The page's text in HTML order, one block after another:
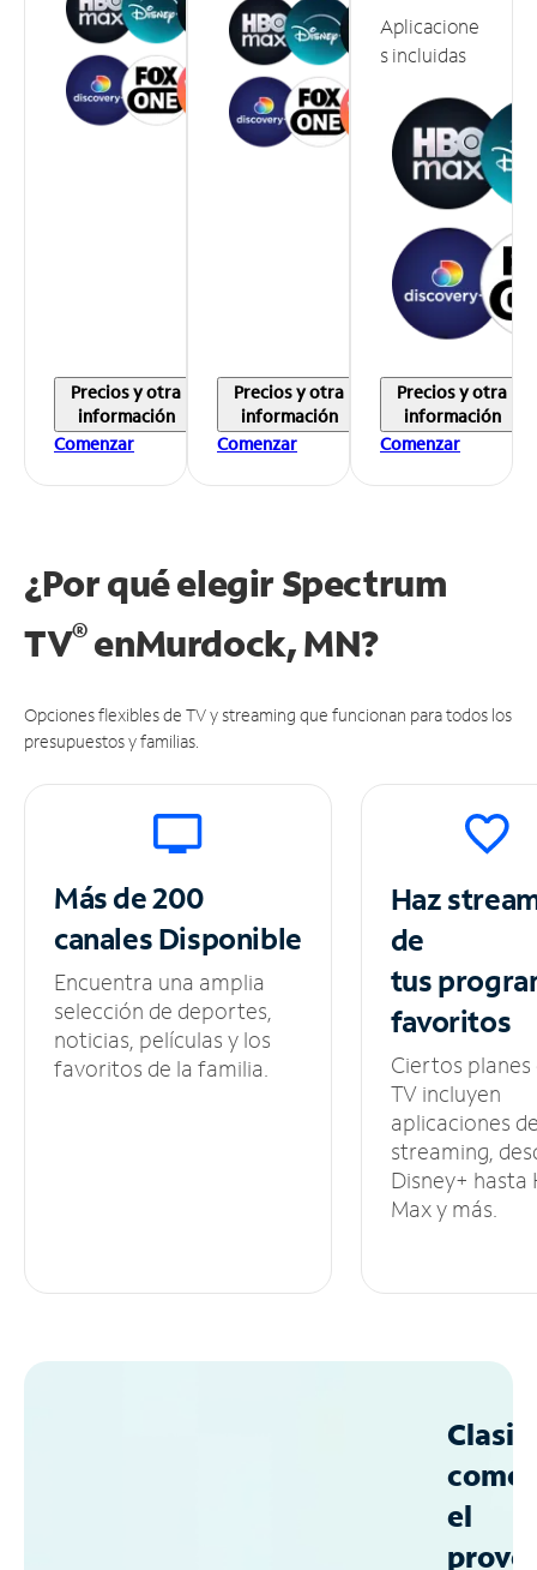
Precios y otra
información
Comenzar
Precios y otra
información
Comenzar
Aplicacione
s incluidas
Precios y otra
información
Comenzar
¿Por qué elegir Spectrum
TV®enMurdock, MN?
Opciones flexibles de TV y streaming que funcionan para todos los
presupuestos y familias.
Más de 200
canalesDisponible
Encuentra una amplia
selección de deportes,
noticias, películas y los
favoritos de la familia.
Haz
de
tus
favoritos
Ciertos planes
TV incluyen
aplicaciones
streaming,
Disney+ hasta
Max y más.
como
el